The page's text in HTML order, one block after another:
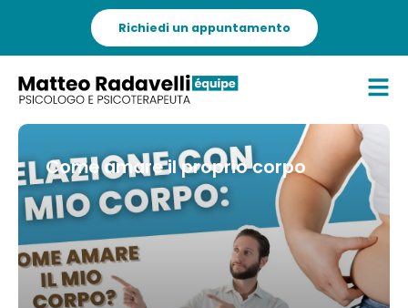
Richiedi un appuntamento
Come amare il proprio corpo